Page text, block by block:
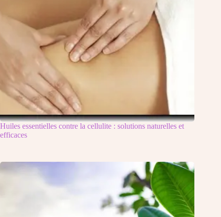
Huiles essentielles contre la cellulite : solutions naturelles et
efficaces